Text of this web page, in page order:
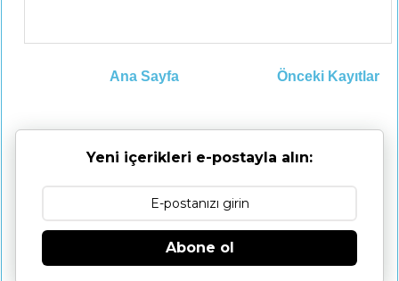
Önceki Kayıtlar
Ana Sayfa
Yeni içerikleri e-postayla alın:
Abone ol